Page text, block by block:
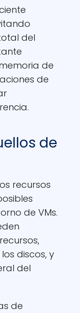
del
de
de
de
recursos
de VMs.
discos, y
del
de